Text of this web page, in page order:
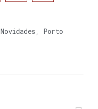
Novidades , Porto